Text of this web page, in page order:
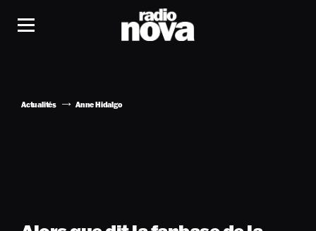
Actualités Anne Hidalgo